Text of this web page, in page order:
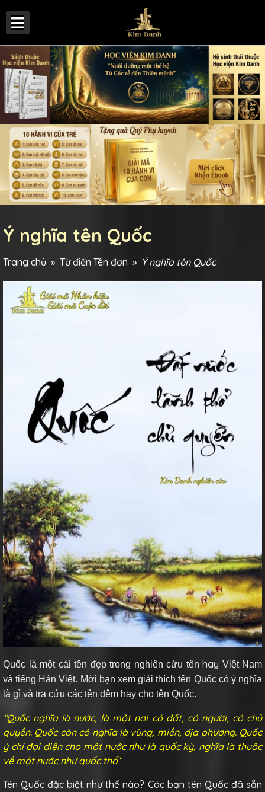
Ý nghĩa tên Quốc
Trang chủ » Từ điển Tên đơn » Ý nghĩa tên Quốc
Quốc là một cái tên đẹp trong nghiên cứu tên hay Việt Nam
và tiếng Hán Việt. Mời bạn xem giải thích tên Quốc có ý nghĩa
là gì và tra cứu các tên đệm hay cho tên Quốc.
“Quốc nghĩa là nước, là một nơi có đất, có người, có chủ
quyền. Quốc còn có nghĩa là vùng, miền, địa phương. Quốc
ý chỉ đại diện cho một nước như là quốc kỳ, nghĩa là thuộc
về một nước như quốc thổ”
Tên Quốc đặc biệt như thế nào? Các bạn tên Quốc đã sẵn